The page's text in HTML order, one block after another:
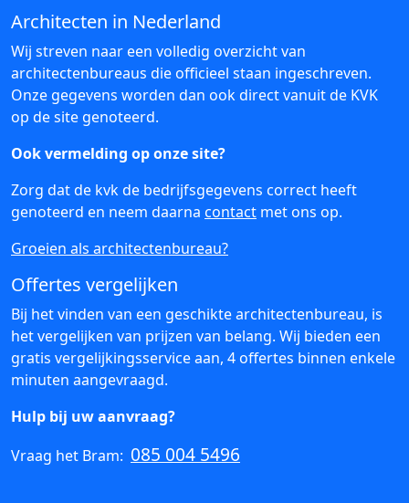
Architecten in Nederland
Wij streven naar een volledig overzicht van
architectenbureaus die officieel staan ingeschreven.
Onze gegevens worden dan ook direct vanuit de KVK
op de site genoteerd.
Ook vermelding op onze site?
Zorg dat de kvk de bedrijfsgegevens correct heeft
genoteerd en neem daarna contact met ons op.
Groeien als architectenbureau?
Offertes vergelijken
Bij het vinden van een geschikte architectenbureau, is
het vergelijken van prijzen van belang. Wij bieden een
gratis vergelijkingsservice aan, 4 offertes binnen enkele
minuten aangevraagd.
Hulp bij uw aanvraag?
Vraag het Bram: 085 004 5496